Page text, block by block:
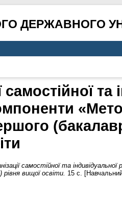
ДЕРЖАВНОГО
та
самостійної та індивідуальної
вищої освіти. 15 с.